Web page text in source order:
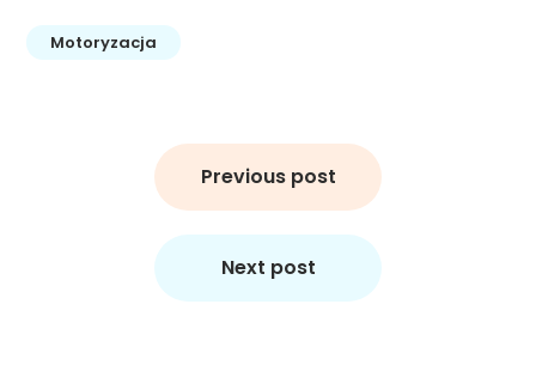
Motoryzacja
Previous post
Next post